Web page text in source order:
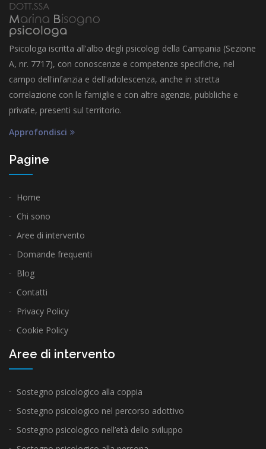
Psicologa iscritta all'albo degli psicologi della Campania (Sezione
A, nr. 7717), con conoscenze e competenze specifiche, nel
campo dell'infanzia e dell'adolescenza, anche in stretta
correlazione con le famiglie e con altre agenzie, pubbliche e
private, presenti sul territorio.
Approfondisci
Pagine
Home
Chi sono
Aree di intervento
Domande frequenti
Blog
Contatti
Privacy Policy
Cookie Policy
Aree di intervento
Sostegno psicologico alla coppia
Sostegno psicologico nel percorso adottivo
Sostegno psicologico nell’età dello sviluppo